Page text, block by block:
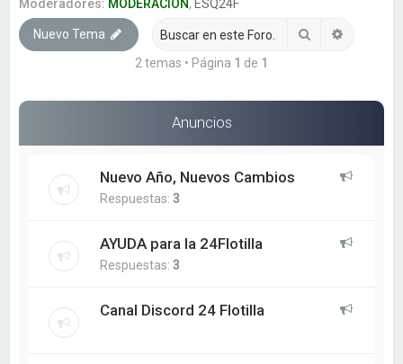
Moderadores: MODERACION, ESQ24F
Nuevo Tema Buscar
2 temas • Página 1 de 1
Anuncios
Nuevo Año, Nuevos Cambios
Respuestas:3
AYUDA para la 24Flotilla
Respuestas:3
Canal Discord 24 Flotilla